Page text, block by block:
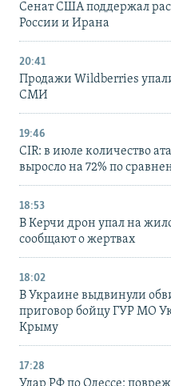
Сенат США поддержал
России и Ирана
20:41
Продажи Wildberries
СМИ
19:46
CIR: в июле количество
выросло на 72% по
18:53
В Керчи дрон упал на
сообщают о жертвах
18:02
В Украине выдвинули
приговор бойцу ГУР МО
Крыму
17:28